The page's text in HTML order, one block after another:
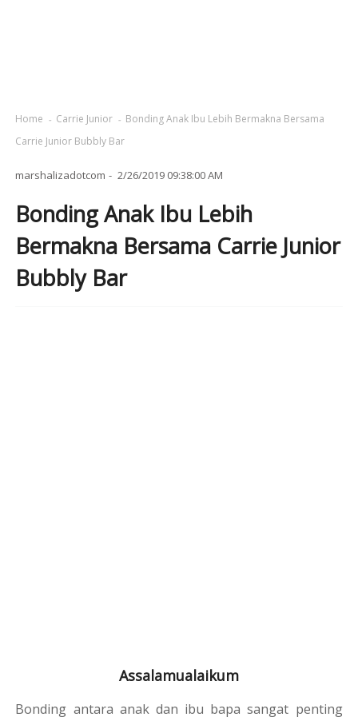
Home Carrie Junior
Bonding Anak Ibu Lebih Bermakna Bersama
Carrie Junior Bubbly Bar
marshalizadotcom 2/26/2019 09:38:00 AM
Bonding Anak Ibu Lebih
Bermakna Bersama Carrie Junior
Bubbly Bar
Assalamualaikum
Bonding antara anak dan ibu bapa sangat penting